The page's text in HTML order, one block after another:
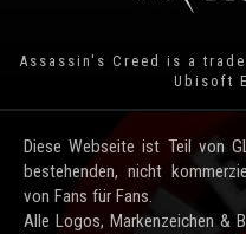
Assassin's Creed is a
Ubisoft
Diese Webseite ist Teil von
bestehenden, nicht
von Fans für Fans.
Alle Logos, Markenzeichen &